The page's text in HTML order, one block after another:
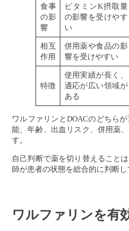
食事
の影
響
ビタミンK摂取量
の影響を受けやす
い
相互
作用
併用薬や食品の影
響を受けやすい
特徴
使用実績が長く、
適応が広い領域が
ある
ワルファリンとDOACのどちら
能、年齢、出血リスク、併用薬
す。
自己判断で薬を切り替えること
師が患者の状態を総合的に判断し
ワルファリンを有